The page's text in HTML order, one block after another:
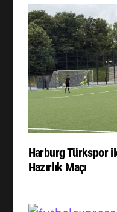
Harburg Türkspor
Hazırlık Maçı